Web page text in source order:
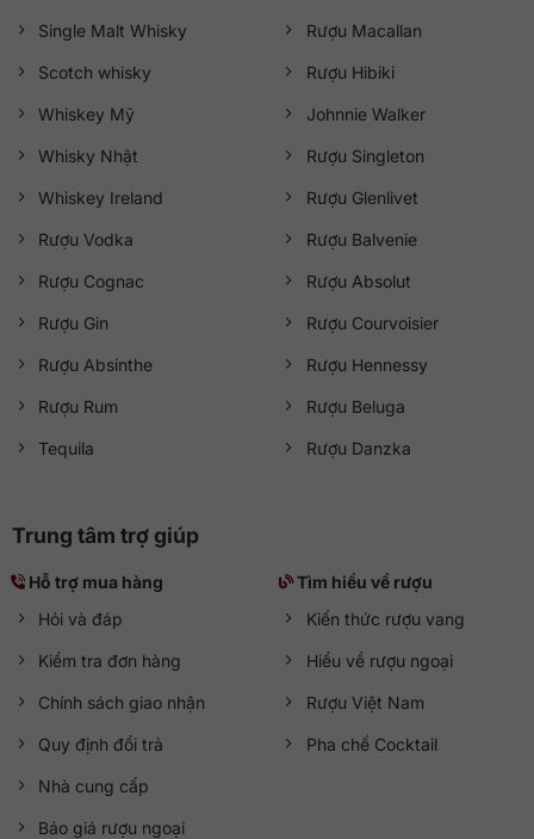
Single Malt Whisky
Scotch whisky
Whiskey Mỹ
Whisky Nhật
Whiskey Ireland
Rượu Vodka
Rượu Cognac
Rượu Gin
Rượu Absinthe
Rượu Rum
Tequila
Rượu Macallan
Rượu Hibiki
Johnnie Walker
Rượu Singleton
Rượu Glenlivet
Rượu Balvenie
Rượu Absolut
Rượu Courvoisier
Rượu Hennessy
Rượu Beluga
Rượu Danzka
Trung tâm trợ giúp
Hỗ trợ mua hàng
Hỏi và đáp
Kiểm tra đơn hàng
Chính sách giao nhận
Quy định đổi trả
Nhà cung cấp
Báo giá rượu ngoại
Tìm hiểu về rượu
Kiến thức rượu vang
Hiểu về rượu ngoại
Rượu Việt Nam
Pha chế Cocktail